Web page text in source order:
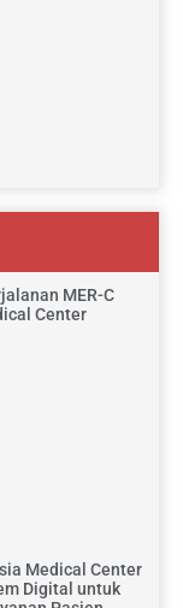
MER-C
Center
Medical Center
Digital untuk